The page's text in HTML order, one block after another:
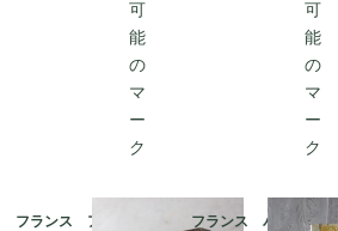
フランス アールヌー
フランス バルボティ